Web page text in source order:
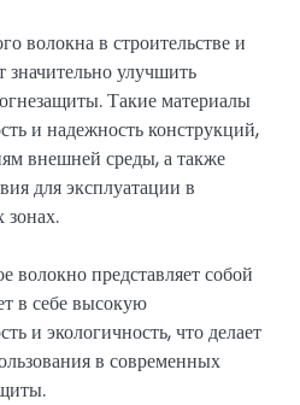
волокна в строительстве и
значительно улучшить
Такие материалы
и надежность конструкций,
внешней среды, а также
для эксплуатации в
зонах.
волокно представляет собой
в себе высокую
и экологичность, что делает
в современных